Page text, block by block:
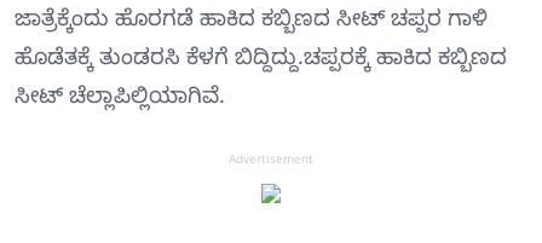
ಜಾತ್ರೆಕ್ಕೆಂದು ಹೊರಗಡೆ ಹಾಕಿದ ಕಬ್ಬಿಣದ ಸೀಟ್ ಚಪ್ಪರ ಗಾಳಿ
ಹೊಡೆತಕ್ಕೆ ತುಂಡರಸಿ ಕೆಳಗೆ ಬಿದ್ದಿದ್ದು.ಚಪ್ಪರಕ್ಕೆ ಹಾಕಿದ ಕಬ್ಬಿಣದ
ಸೀಟ್ ಚೆಲ್ಲಾಪಿಲ್ಲಿಯಾಗಿವೆ.
Advertisement